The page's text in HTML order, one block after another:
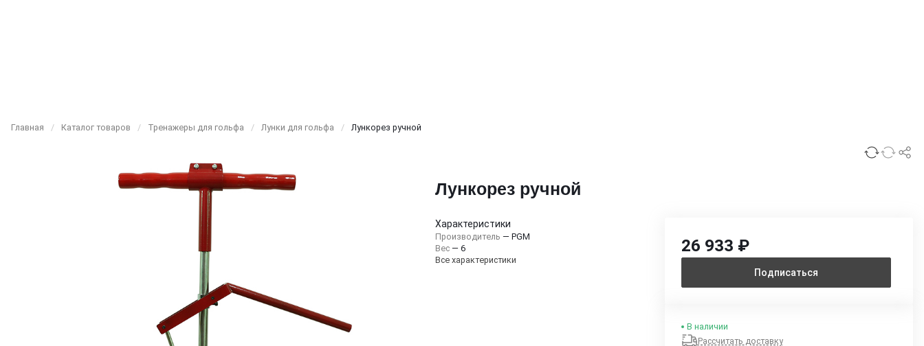
Главная / Каталог товаров / Тренажеры для гольфа / Лунки для гольфа / Лункорез ручной
Лункорез ручной
Характеристики
Производитель—PGM
Вес —6
Все характеристики
26 933 ₽
Подписаться
В наличии
Рассчитать доставку